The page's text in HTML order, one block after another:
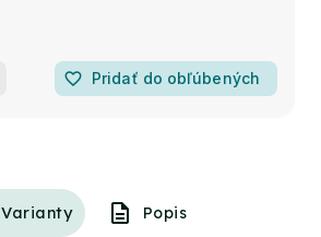
favorite_border Pridať do obľúbených
Varianty Popis